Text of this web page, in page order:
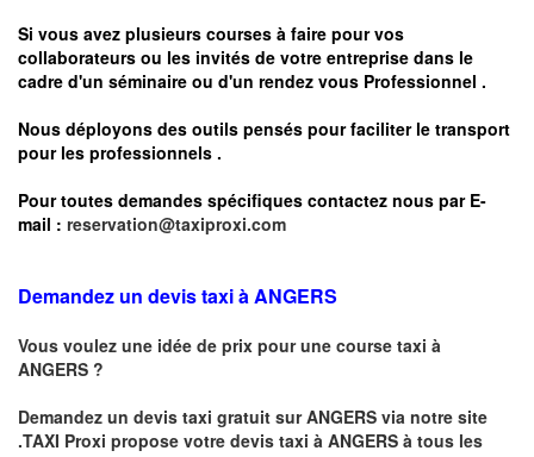
Si vous avez plusieurs courses à faire pour vos
collaborateurs ou les invités de votre entreprise dans le
cadre d'un séminaire ou d'un rendez vous Professionnel .
Nous déployons des outils pensés pour faciliter le transport
pour les professionnels .
Pour toutes demandes spécifiques contactez nous par E-
mail : reservation@taxiproxi.com
Demandez un devis taxi à ANGERS
Vous voulez une idée de prix pour une course taxi à
ANGERS ?
Demandez un devis taxi gratuit surANGERS via notre site
.TAXI Proxi propose votre devis taxi à ANGERS à tous les